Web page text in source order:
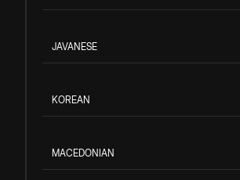
JAVANESE
KOREAN
MACEDONIAN